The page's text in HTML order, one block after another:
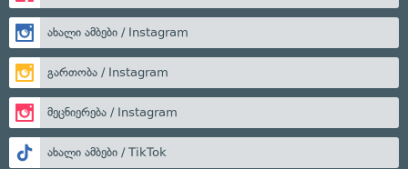
ახალი ამბები / Instagram
გართობა / Instagram
მეცნიერება / Instagram
ახალი ამბები / TikTok